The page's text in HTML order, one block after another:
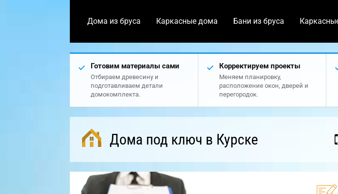
Дома из бруса Каркасные дома Бани из бруса
Готовим материалы сами
Отбираем древесину и
подготавливаем детали
домокомплекта.
Корректируем проекты
Меняем планировку,
расположение окон, дверей и
перегородок.
Дома под ключ в Курске